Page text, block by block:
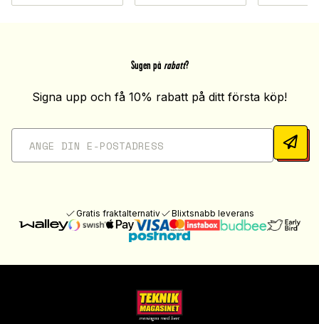
Sugen på rabatt?
Signa upp och få 10% rabatt på ditt första köp!
Gratis fraktalternativ Blixtsnabb leverans